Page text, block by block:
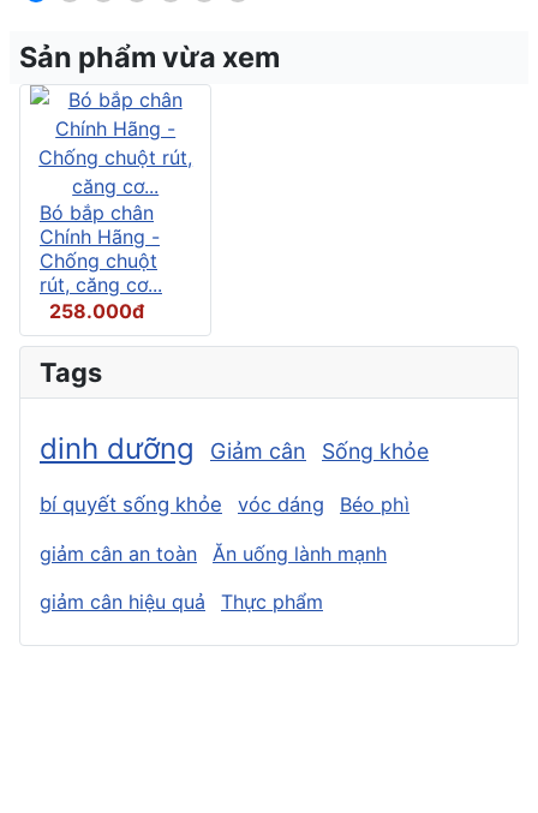
Sản phẩm vừa xem
Bó bắp chân
Chính Hãng -
Chống chuột
rút, căng cơ...
258.000đ
Tags
dinh dưỡng Giảm cân Sống khỏe
bí quyết sống khỏe vóc dáng Béo phì
giảm cân an toàn
Ăn uống lành mạnh
giảm cân hiệu quả
Thực phẩm